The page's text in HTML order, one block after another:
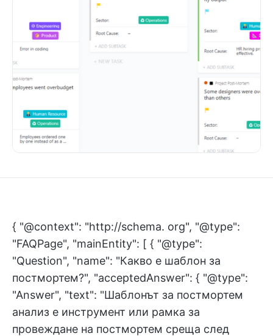
{ "@context": "http://schema. org", "@type":
"FAQPage", "mainEntity": [ { "@type":
"Question", "name": "Какво е шаблон за
постмортем?", "acceptedAnswer": { "@type":
"Answer", "text": "Шаблонът за постмортем
анализ е инструмент или рамка за
провеждане на постмортем среща след